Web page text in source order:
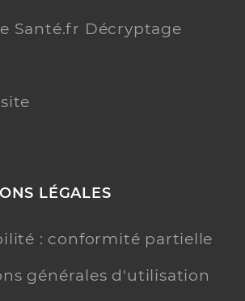
Santé.fr Décryptage
LÉGALES
: conformité partielle
générales d'utilisation